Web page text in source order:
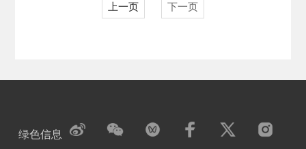
上一页 下一页
绿色信息